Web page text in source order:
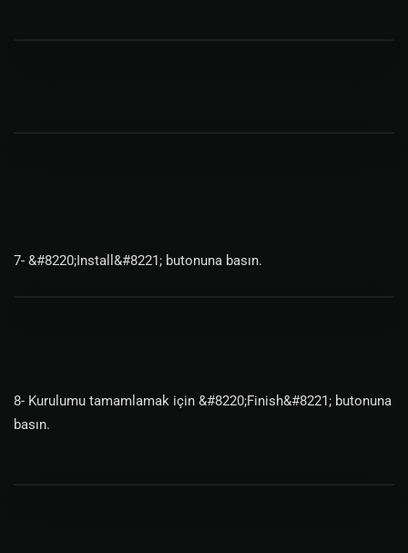
7- &#8220;Install&#8221; butonuna basın.
8- Kurulumu tamamlamak için &#8220;Finish&#8221; butonuna
basın.